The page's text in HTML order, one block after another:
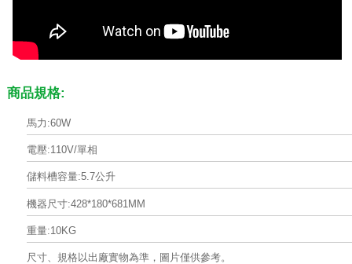
商品規格:
馬力:60W
電壓:110V/單相
儲料槽容量:5.7公升
機器尺寸:428*180*681MM
重量:10KG
尺寸、規格以出廠實物為準，圖片僅供參考。